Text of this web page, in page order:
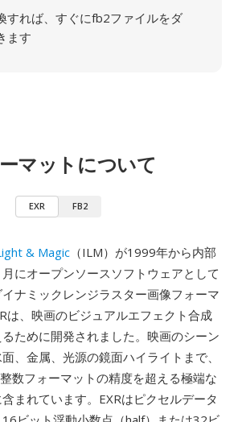
すれば、すぐにfb2ファイルをダ
ます
マットについて
EXR FB2
& Magic （ILM）が1999年から内部
にオープンソースソフトウェアとして
ナミックレンジラスター画像フォーマ
は、映画のビジュアルエフェクト合成
ために開発されました。映画のシーン
、金属、光源の鏡面ハイライトまで、
数フォーマットの精度を超える極端な
まれています。EXRはピクセルデータ